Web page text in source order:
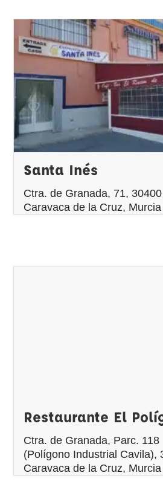
Santa Inés
Ctra. de Granada, 71, 30400
Caravaca de la Cruz, Murcia
Restaurante El
Ctra. de Granada, Parc. 118
(Polígono Industrial Cavila),
Caravaca de la Cruz, Murcia